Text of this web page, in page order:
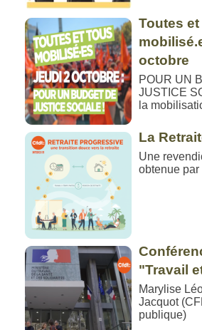
Toutes
octobre
POUR UN
JUSTICE
la
La
Une
obtenue
"Travail
Marylise
Jacquot
publique)